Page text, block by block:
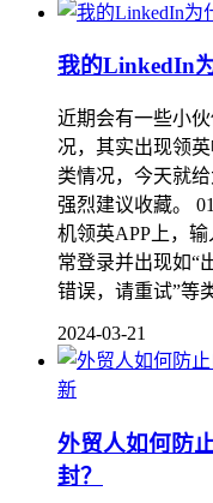
我的LinkedIn
近期会有一些小
况，其实出现领
类情况，今天就
强烈建议收藏。
机领英APP上，
常登录并出现如“
错误，请重试”等
2024-03-21
新
外贸人如何防
封？